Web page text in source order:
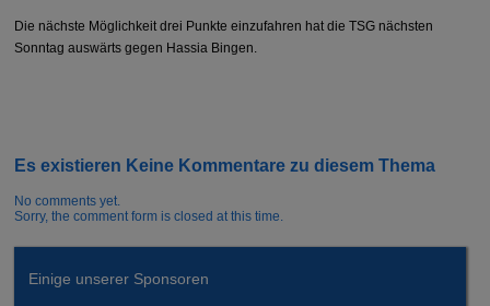
Die nächste Möglichkeit drei Punkte einzufahren hat die TSG nächsten
Sonntag auswärts gegen Hassia Bingen.
Es existieren Keine Kommentare zu diesem Thema
No comments yet.
Sorry, the comment form is closed at this time.
Einige unserer Sponsoren